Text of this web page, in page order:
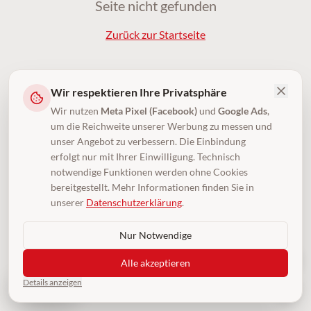
Seite nicht gefunden
Zurück zur Startseite
4,5 (250)
Wir respektieren Ihre Privatsphäre
Wir nutzen Meta Pixel (Facebook) und Google Ads,
um die Reichweite unserer Werbung zu messen und
unser Angebot zu verbessern. Die Einbindung
erfolgt nur mit Ihrer Einwilligung. Technisch
notwendige Funktionen werden ohne Cookies
bereitgestellt. Mehr Informationen finden Sie in
unserer Datenschutzerklärung.
Details anzeigen
Nur Notwendige
Alle akzeptieren